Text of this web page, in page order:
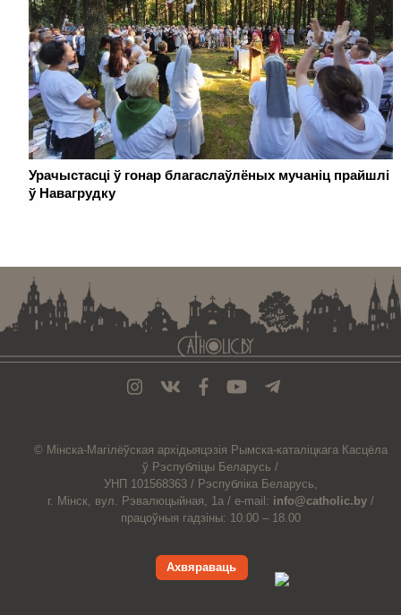
Урачыстасці ў гонар благаслаўлёных мучаніц прайшлі
ў Навагрудку
© Мiнска-Магiлёўская архiдыяцэзiя Рымска-каталіцкага Касцёла
ў Рэспубліцы Беларусь /
УНП 101568363 / Рэспубліка Беларусь,
г. Мінск, вул. Рэвалюцыйная, 1а / e-mail: info@catholic.by /
працоўныя гадзіны: 10.00 – 18.00
Ахвяраваць